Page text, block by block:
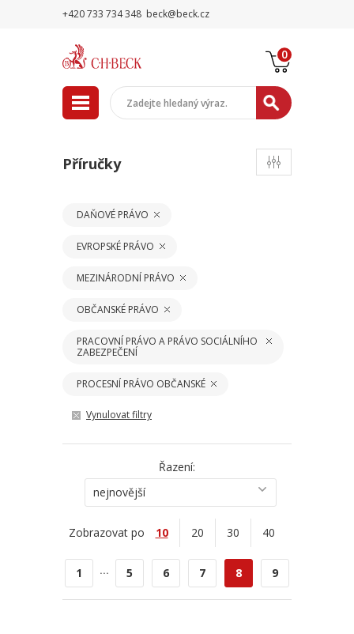
+420 733 734 348 beck@beck.cz
0
Příručky
DAŇOVÉ PRÁVO
EVROPSKÉ PRÁVO
MEZINÁRODNÍ PRÁVO
OBČANSKÉ PRÁVO
PRACOVNÍ PRÁVO A PRÁVO SOCIÁLNÍHO
ZABEZPEČENÍ
PROCESNÍ PRÁVO OBČANSKÉ
Vynulovat filtry
Řazení:
nejnovější
Zobrazovat po 10 20 30 40
1 ... 5 6 7 8 9